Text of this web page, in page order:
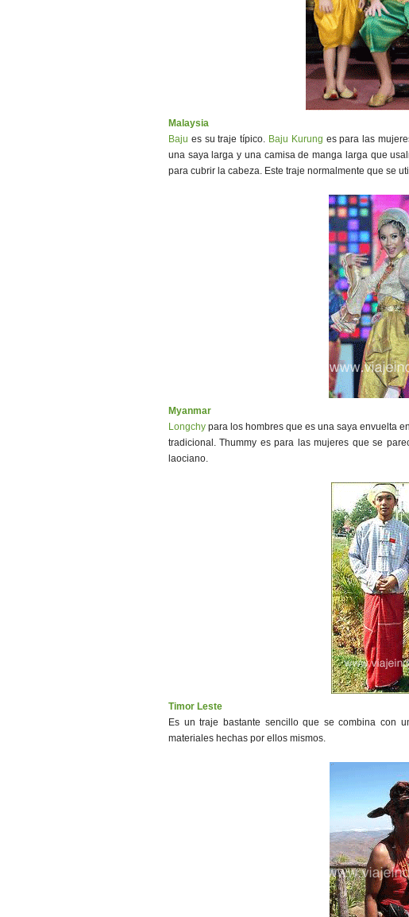
Malaysia
Baju es su traje típico. Baju Kurung es para las
una saya larga y una camisa de manga larga que
para cubrir la cabeza. Este traje normalmente que se
Myanmar
Longchy para los hombres que es una saya envuelta
tradicional. Thummy es para las mujeres que se
laociano.
Timor Leste
Es un traje bastante sencillo que se combina con
materiales hechas por ellos mismos.